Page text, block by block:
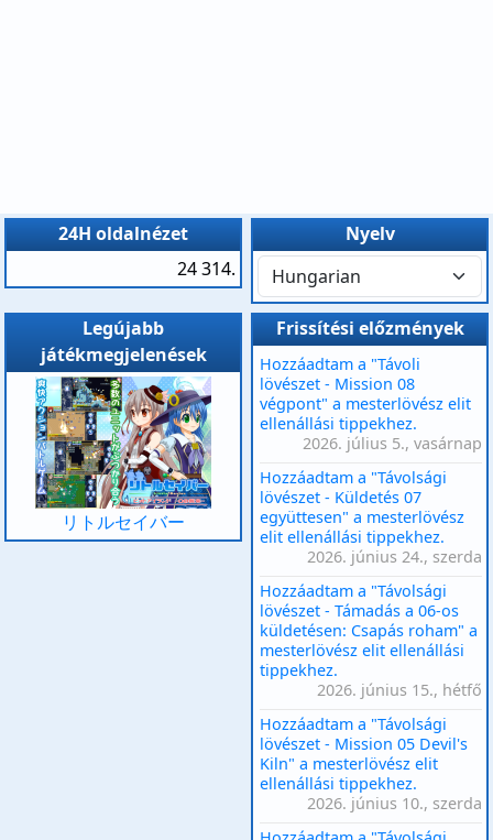
24H oldalnézet
24 314.
Nyelv
Legújabb
játékmegjelenések
リトルセイバー
Frissítési előzmények
Hozzáadtam a "Távoli
lövészet - Mission 08
végpont" a mesterlövész elit
ellenállási tippekhez.
2026. július 5., vasárnap
Hozzáadtam a "Távolsági
lövészet - Küldetés 07
együttesen" a mesterlövész
elit ellenállási tippekhez.
2026. június 24., szerda
Hozzáadtam a "Távolsági
lövészet - Támadás a 06-os
küldetésen: Csapás roham" a
mesterlövész elit ellenállási
tippekhez.
2026. június 15., hétfő
Hozzáadtam a "Távolsági
lövészet - Mission 05 Devil's
Kiln" a mesterlövész elit
ellenállási tippekhez.
2026. június 10., szerda